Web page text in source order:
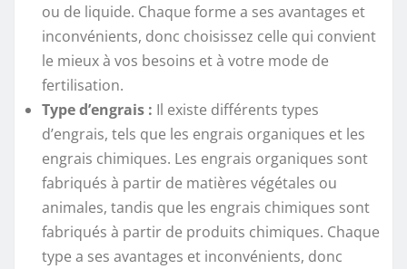
ou de liquide. Chaque forme a ses avantages et
inconvénients, donc choisissez celle qui convient
le mieux à vos besoins et à votre mode de
fertilisation.
Type d’engrais : Il existe différents types
d’engrais, tels que les engrais organiques et les
engrais chimiques. Les engrais organiques sont
fabriqués à partir de matières végétales ou
animales, tandis que les engrais chimiques sont
fabriqués à partir de produits chimiques. Chaque
type a ses avantages et inconvénients, donc